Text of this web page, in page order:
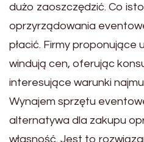
dużo zaoszczędzić. Co
oprzyrządowania
płacić. Firmy proponujące
windują cen, oferując
interesujące warunki
Wynajem sprzętu
alternatywa dla zakupu
własność. Jest to